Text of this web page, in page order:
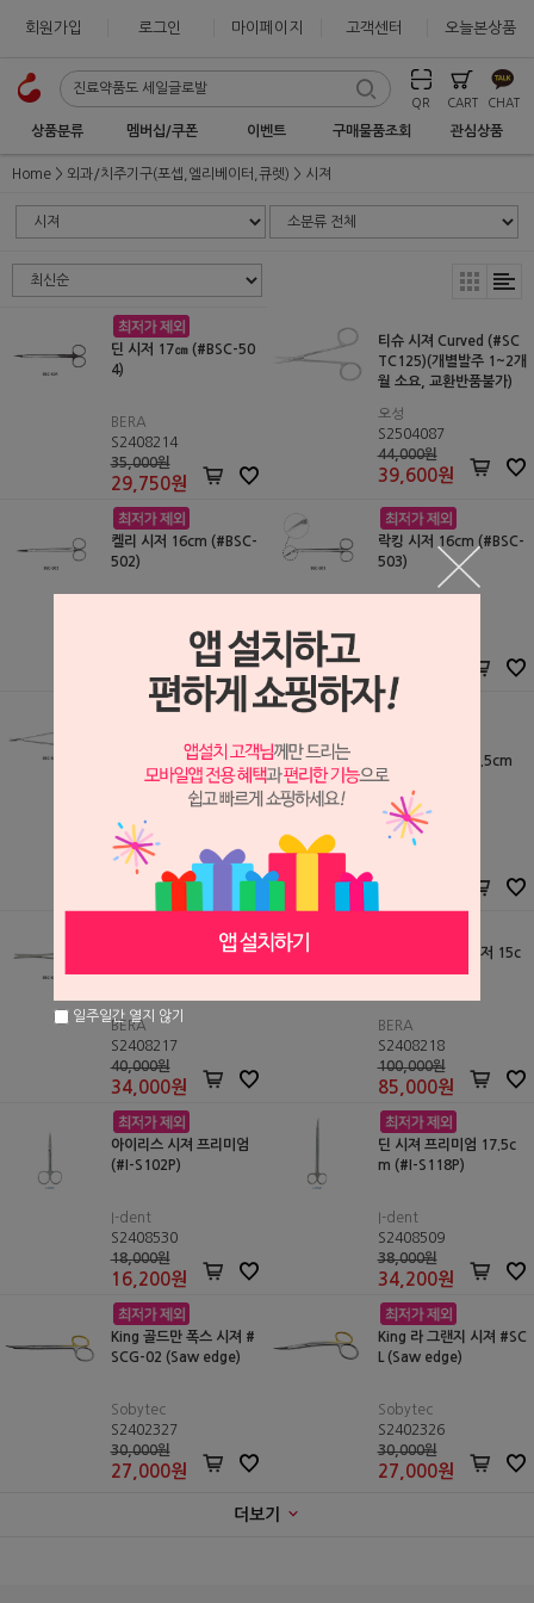
회원가입 로그인 마이페이지 고객센터 오늘본상품
QR CART CHAT
상품분류 멤버십/쿠폰 이벤트 구매물품조회 관심상품
Home 외과/치주기구(포셉,엘리베이터,큐렛) 시져
딘 시저 17㎝ (#BSC-50
4)
BERA
S2408214
35,000원
29,750원
티슈 시져 Curved (#SC
TC125)(개별발주 1~2개
월 소요, 교환반품불가)
오성
S2504087
44,000원
39,600원
켈리 시저 16cm (#BSC-
502)
29,750원
락킹 시저 16cm (#BSC-
503)
29,750
m (#BSC-505)
S2408215
45,000원
38,250원
아이리스 시저 11.5cm
(BERA)
BERA
15,300
티슈 스펜서 시저 14cm
(#BSC-510)
BERA
S2408217
40,000원
34,000원
티슈 이절리 컷 시저 15c
m (#BSC-511)
BERA
S2408218
100,000원
85,000원
아이리스 시져 프리미엄
(#I-S102P)
I-dent
S2408530
18,000원
16,200원
딘 시져 프리미엄 17.5c
m (#I-S118P)
I-dent
S2408509
38,000원
34,200원
King 골드만 폭스 시져 #
SCG-02 (Saw edge)
Sobytec
S2402327
30,000원
27,000원
King 라 그랜지 시져 #SC
L (Saw edge)
Sobytec
S2402326
30,000원
27,000원
더보기
일주일간 열지 않기